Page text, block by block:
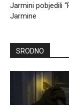
Jarmini pobjedili
Jarmine
SRODNO